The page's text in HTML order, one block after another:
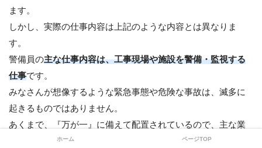
ます。
しかし、実際の仕事内容は上記のような内容とは異なりま
す。
警備員の主な仕事内容は、工事現場や施設を警備・監視する
仕事です。
みなさんが想像するような緊急事態や危険な事故は、滅多に
起きるものではありません。
あくまで、『万が一』に備えて配置されているので、主な業
務は緊急事態や危険な事故が起きないよう『監視』すること
ホーム ページTOP